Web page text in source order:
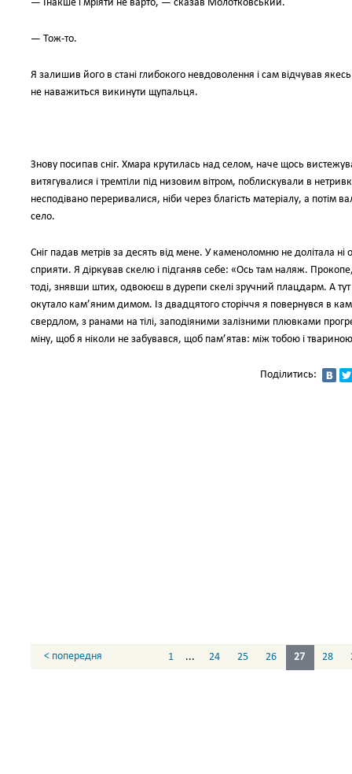
— Інакше і мріяти не варто, — сказав Молотковський.
— Тож-то.
Я залишив його в стані глибокого невдоволення і сам відчував
не наважиться викинути щупальця.
Знову посипав сніг. Хмара крутилась над селом, наче щось
витягувалися і тремтіли під низовим вітром, поблискували в
несподівано переривалися, ніби через благість матеріалу, а потім
село.
Сніг падав метрів за десять від мене. У каменоломню не долітала
сприяти. Я діркував скелю і підганяв себе: «Ось там наляж.
тоді, знявши штих, одвоюєш в дурепи скелі зручний плацдарм. А
окутало кам’яним димом. Із двадцятого сторіччя я повернувся в
свердлом, з ранами на тілі, заподіяними залізними плювками
міну, щоб я ніколи не забувався, щоб пам’ятав: між тобою і
Поділитись:
< попередня 1 ... 24 25 26 27 28